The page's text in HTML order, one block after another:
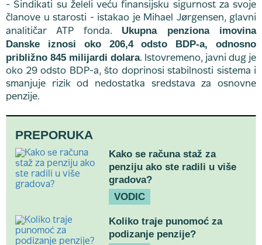
- Sindikati su želeli veću finansijsku sigurnost za svoje
članove u starosti - istakao je Mihael Jørgensen, glavni
analitičar ATP fonda. Ukupna penziona imovina
Danske iznosi oko 206,4 odsto BDP-a, odnosno
približno 845 milijardi dolara. Istovremeno, javni dug je
oko 29 odsto BDP-a, što doprinosi stabilnosti sistema i
smanjuje rizik od nedostatka sredstava za osnovne
penzije.
PREPORUKA
Kako se računa staž za
penziju ako ste radili u više
gradova?
VODIC
Koliko traje punomoć za
podizanje penzije?